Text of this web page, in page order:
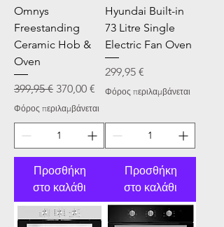
Omnys
Freestanding
Ceramic Hob &
Oven
Κανονική τιμή
399,95 € Τιμή Έκπτωσης
370,00 €
Φόρος περιλαμβάνεται
Προσθήκη
στο καλάθι
Hyundai Built-in
73 Litre Single
Electric Fan Oven
Τιμή
299,95 €
Φόρος περιλαμβάνεται
Προσθήκη
στο καλάθι